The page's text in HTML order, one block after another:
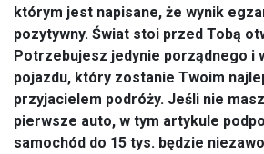
którym jest napisane, że wynik
pozytywny. Świat stoi przed Tobą
Potrzebujesz jedynie porządnego i
pojazdu, który zostanie Twoim
przyjacielem podróży. Jeśli nie
pierwsze auto, w tym artykule
samochód do 15 tys. będzie